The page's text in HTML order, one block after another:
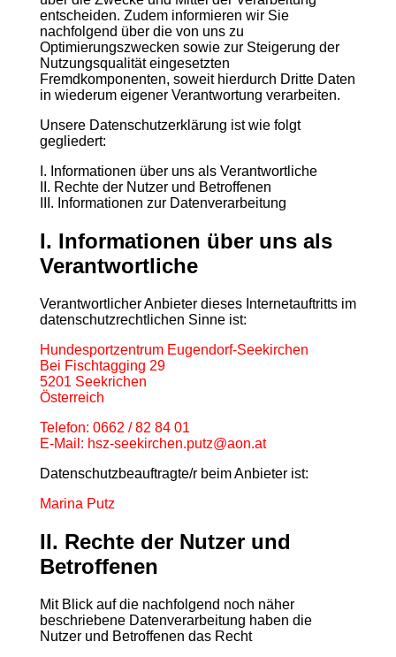
entscheiden. Zudem informieren wir Sie
nachfolgend über die von uns zu
Optimierungszwecken sowie zur Steigerung der
Nutzungsqualität eingesetzten
Fremdkomponenten, soweit hierdurch Dritte Daten
in wiederum eigener Verantwortung verarbeiten.
Unsere Datenschutzerklärung ist wie folgt
gegliedert:
I. Informationen über uns als Verantwortliche
II. Rechte der Nutzer und Betroffenen
III. Informationen zur Datenverarbeitung
I. Informationen über uns als
Verantwortliche
Verantwortlicher Anbieter dieses Internetauftritts im
datenschutzrechtlichen Sinne ist:
Hundesportzentrum Eugendorf-Seekirchen
Bei Fischtagging 29
5201 Seekrichen
Österreich
Telefon: 0662 / 82 84 01
E-Mail: hsz-seekirchen.putz@aon.at
Datenschutzbeauftragte/r beim Anbieter ist:
Marina Putz
II. Rechte der Nutzer und
Betroffenen
Mit Blick auf die nachfolgend noch näher
beschriebene Datenverarbeitung haben die
Nutzer und Betroffenen das Recht